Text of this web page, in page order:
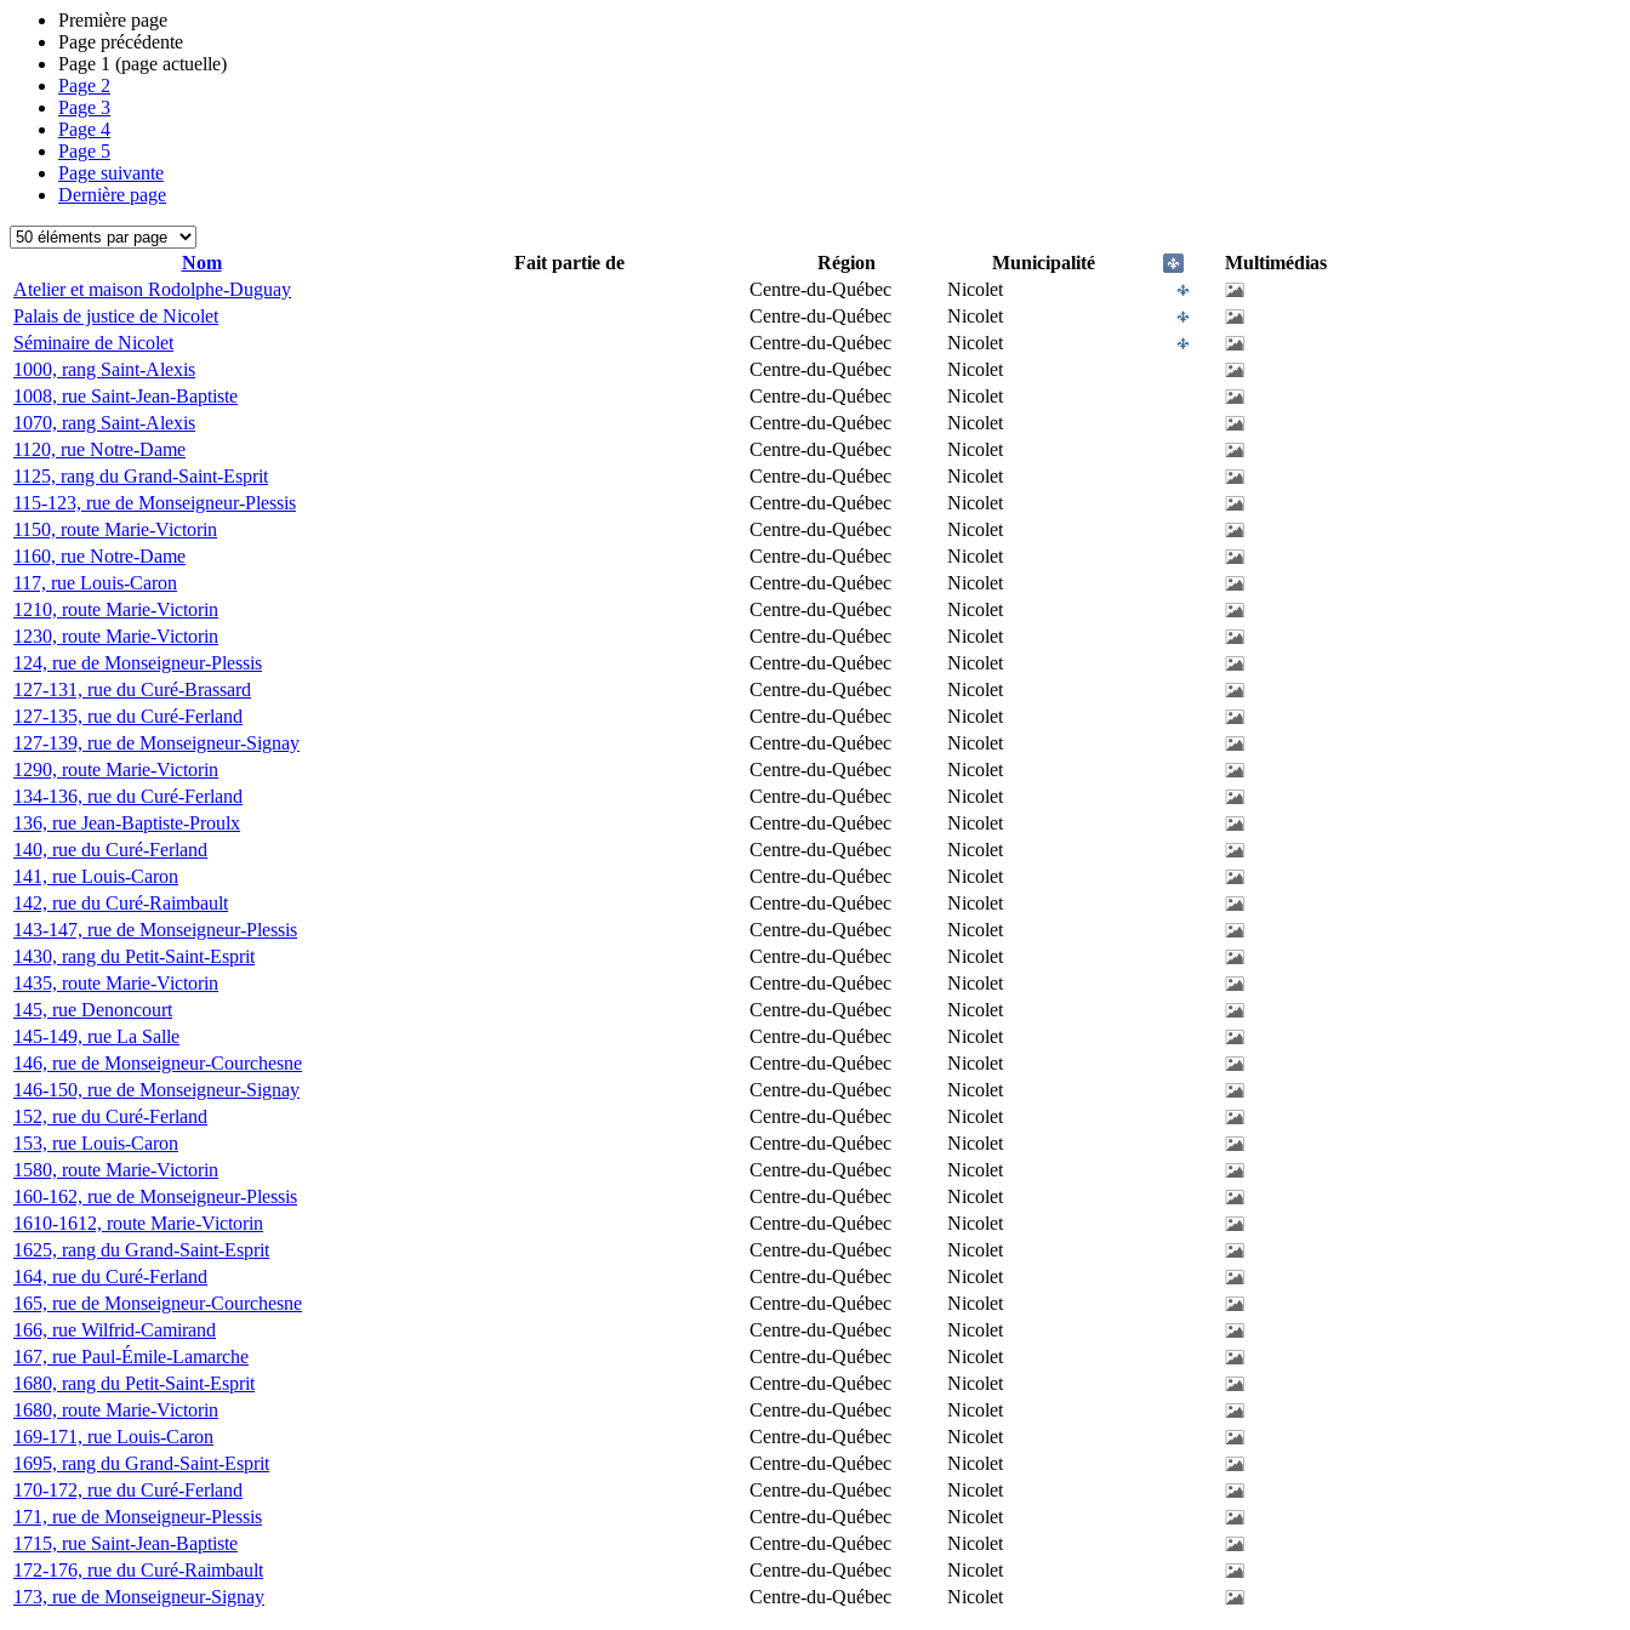
Première page
Page précédente
Page 1 (page actuelle)
Page 2
Page 3
Page 4
Page 5
Page suivante
Dernière page
Nom Fait partie de Région Municipalité
Multimédias
Atelier et maison Rodolphe-Duguay
Centre-du-Québec
Nicolet
Palais de justice de Nicolet
Centre-du-Québec
Nicolet
Séminaire de Nicolet
Centre-du-Québec
Nicolet
1000, rang Saint-Alexis
Centre-du-Québec
Nicolet
1008, rue Saint-Jean-Baptiste
Centre-du-Québec
Nicolet
1070, rang Saint-Alexis
Centre-du-Québec
Nicolet
1120, rue Notre-Dame
Centre-du-Québec
Nicolet
1125, rang du Grand-Saint-Esprit
Centre-du-Québec
Nicolet
115-123, rue de Monseigneur-Plessis
Centre-du-Québec
Nicolet
1150, route Marie-Victorin
Centre-du-Québec
Nicolet
1160, rue Notre-Dame
Centre-du-Québec
Nicolet
117, rue Louis-Caron
Centre-du-Québec
Nicolet
1210, route Marie-Victorin
Centre-du-Québec
Nicolet
1230, route Marie-Victorin
Centre-du-Québec
Nicolet
124, rue de Monseigneur-Plessis
Centre-du-Québec
Nicolet
127-131, rue du Curé-Brassard
Centre-du-Québec
Nicolet
127-135, rue du Curé-Ferland
Centre-du-Québec
Nicolet
127-139, rue de Monseigneur-Signay
Centre-du-Québec
Nicolet
1290, route Marie-Victorin
Centre-du-Québec
Nicolet
134-136, rue du Curé-Ferland
Centre-du-Québec
Nicolet
136, rue Jean-Baptiste-Proulx
Centre-du-Québec
Nicolet
140, rue du Curé-Ferland
Centre-du-Québec
Nicolet
141, rue Louis-Caron
Centre-du-Québec
Nicolet
142, rue du Curé-Raimbault
Centre-du-Québec
Nicolet
143-147, rue de Monseigneur-Plessis
Centre-du-Québec
Nicolet
1430, rang du Petit-Saint-Esprit
Centre-du-Québec
Nicolet
1435, route Marie-Victorin
Centre-du-Québec
Nicolet
145, rue Denoncourt
Centre-du-Québec
Nicolet
145-149, rue La Salle
Centre-du-Québec
Nicolet
146, rue de Monseigneur-Courchesne
Centre-du-Québec
Nicolet
146-150, rue de Monseigneur-Signay
Centre-du-Québec
Nicolet
152, rue du Curé-Ferland
Centre-du-Québec
Nicolet
153, rue Louis-Caron
Centre-du-Québec
Nicolet
1580, route Marie-Victorin
Centre-du-Québec
Nicolet
160-162, rue de Monseigneur-Plessis
Centre-du-Québec
Nicolet
1610-1612, route Marie-Victorin
Centre-du-Québec
Nicolet
1625, rang du Grand-Saint-Esprit
Centre-du-Québec
Nicolet
164, rue du Curé-Ferland
Centre-du-Québec
Nicolet
165, rue de Monseigneur-Courchesne
Centre-du-Québec
Nicolet
166, rue Wilfrid-Camirand
Centre-du-Québec
Nicolet
167, rue Paul-Émile-Lamarche
Centre-du-Québec
Nicolet
1680, rang du Petit-Saint-Esprit
Centre-du-Québec
Nicolet
1680, route Marie-Victorin
Centre-du-Québec
Nicolet
169-171, rue Louis-Caron
Centre-du-Québec
Nicolet
1695, rang du Grand-Saint-Esprit
Centre-du-Québec
Nicolet
170-172, rue du Curé-Ferland
Centre-du-Québec
Nicolet
171, rue de Monseigneur-Plessis
Centre-du-Québec
Nicolet
1715, rue Saint-Jean-Baptiste
Centre-du-Québec
Nicolet
172-176, rue du Curé-Raimbault
Centre-du-Québec
Nicolet
173, rue de Monseigneur-Signay
Centre-du-Québec Nicolet